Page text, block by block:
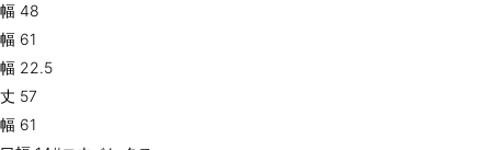
48
61
22.5
57
61